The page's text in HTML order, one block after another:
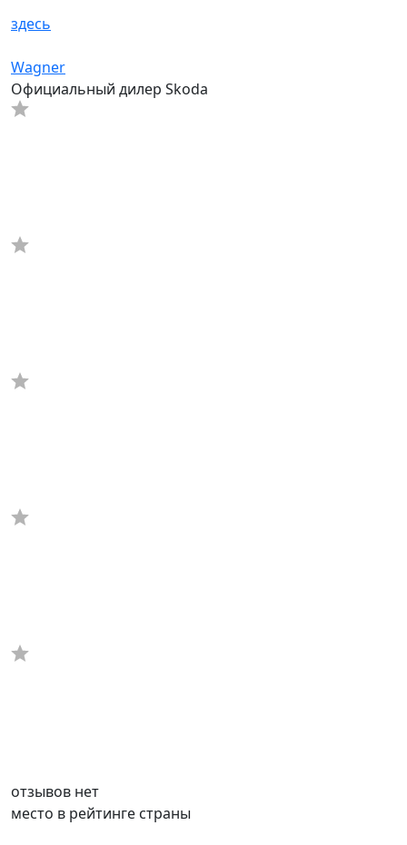
здесь
Wagner
Официальный дилер Skoda
отзывов нет
место в рейтинге страны